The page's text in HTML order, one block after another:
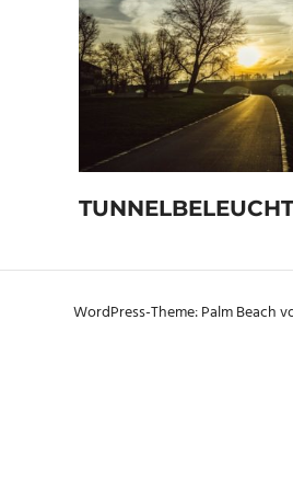
WordPress-Theme: Palm Beach